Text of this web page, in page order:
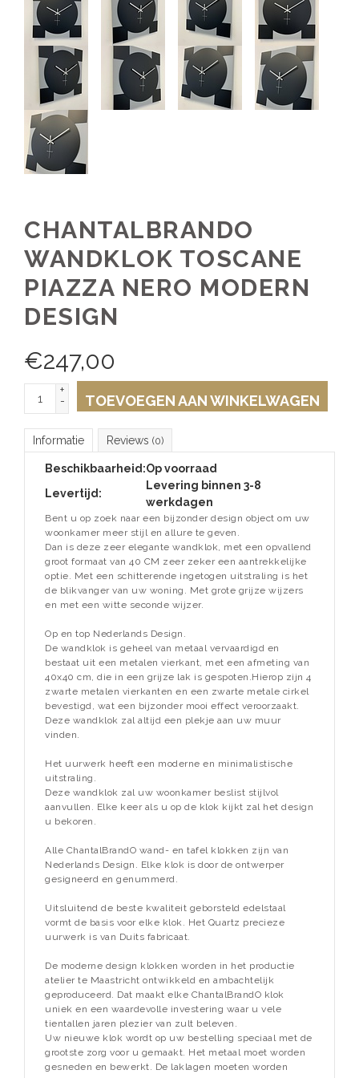
CHANTALBRANDO
WANDKLOK TOSCANE
PIAZZA NERO MODERN
DESIGN
€247,00
+
-
TOEVOEGEN AAN WINKELWAGEN
Informatie Reviews (0)
Beschikbaarheid:Op voorraad
Levertijd:
Levering binnen 3-8
werkdagen
Bent u op zoek naar een bijzonder design object om uw
woonkamer meer stijl en allure te geven.
Dan is deze zeer elegante wandklok, met een opvallend
groot formaat van 40 CM zeer zeker een aantrekkelijke
optie. Met een schitterende ingetogen uitstraling is het
de blikvanger van uw woning. Met grote grijze wijzers
en met een witte seconde wijzer.
Op en top Nederlands Design.
De wandklok is geheel van metaal vervaardigd en
bestaat uit een metalen vierkant, met een afmeting van
40x40 cm, die in een grijze lak is gespoten.Hierop zijn 4
zwarte metalen vierkanten en een zwarte metale cirkel
bevestigd, wat een bijzonder mooi effect veroorzaakt.
Deze wandklok zal altijd een plekje aan uw muur
vinden.
Het uurwerk heeft een moderne en minimalistische
uitstraling.
Deze wandklok zal uw woonkamer beslist stijlvol
aanvullen. Elke keer als u op de klok kijkt zal het design
u bekoren.
Alle ChantalBrandO wand- en tafel klokken zijn van
Nederlands Design. Elke klok is door de ontwerper
gesigneerd en genummerd.
Uitsluitend de beste kwaliteit geborsteld edelstaal
vormt de basis voor elke klok. Het Quartz precieze
uurwerk is van Duits fabricaat.
De moderne design klokken worden in het productie
atelier te Maastricht ontwikkeld en ambachtelijk
geproduceerd. Dat maakt elke ChantalBrandO klok
uniek en een waardevolle investering waar u vele
tientallen jaren plezier van zult beleven.
Uw nieuwe klok wordt op uw bestelling speciaal met de
grootste zorg voor u gemaakt. Het metaal moet worden
gesneden en bewerkt. De laklagen moeten worden